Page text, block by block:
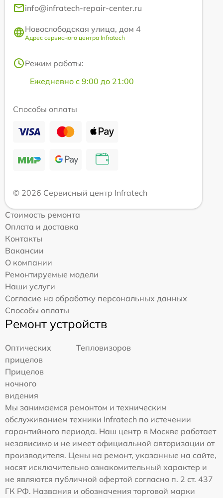
info@infratech-repair-center.ru
Новослободская улица, дом 4
Адрес сервисного центра Infratech
Режим работы:
Ежедневно с 9:00 до 21:00
Способы оплаты
© 2026 Сервисный центр Infratech
Стоимость ремонта
Оплата и доставка
Контакты
Вакансии
О компании
Ремонтируемые модели
Наши услуги
Согласие на обработку персональных данных
Способы оплаты
Ремонт устройств
Оптических
прицелов
Тепловизоров
Прицелов
ночного
видения
Мы занимаемся ремонтом и техническим
обслуживанием техники Infratech по истечении
гарантийного периода. Наш центр в Москве работает
независимо и не имеет официальной авторизации от
производителя. Цены на ремонт, указанные на сайте,
носят исключительно ознакомительный характер и
не являются публичной офертой согласно п. 2 ст. 437
ГК РФ. Названия и обозначения торговой марки